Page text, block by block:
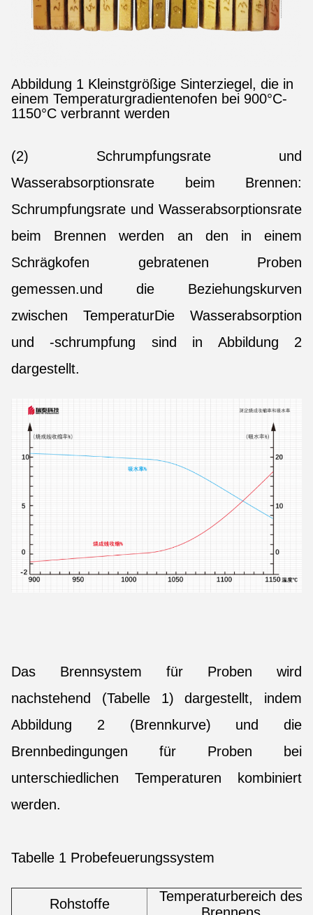
Abbildung 1 Kleinstgrößige Sinterziegel, die in
einem Temperaturgradientenofen bei 900°C­
1150°C verbrannt werden
(2) Schrumpfungsrate und
Wasserabsorptionsrate beim Brennen:
Schrumpfungsrate und Wasserabsorptionsrate
beim Brennen werden an den in einem
Schrägkofen gebratenen Proben
gemessen.und die Beziehungskurven
zwischen TemperaturDie Wasserabsorption
und -schrumpfung sind in Abbildung 2
dargestellt.
Das Brennsystem für Proben wird
nachstehend (Tabelle 1) dargestellt, indem
Abbildung 2 (Brennkurve) und die
Brennbedingungen für Proben bei
unterschiedlichen Temperaturen kombiniert
werden.
Tabelle 1 Probefeuerungssystem
Rohstoffe
Temperaturbereich des